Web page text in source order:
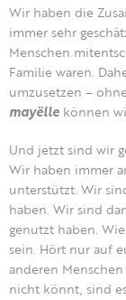
Wir haben die
immer sehr
Menschen
Familie waren.
umzusetzen –
mayëlle können
Und jetzt sind wir
Wir haben immer
unterstützt. Wir
haben. Wir sind
genutzt haben.
sein. Hört nur auf
anderen
nicht könnt, sind